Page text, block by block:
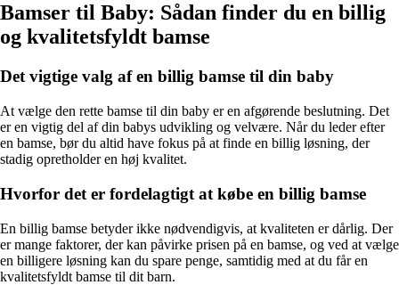
Bamser til Baby: Sådan finder du en billig
og kvalitetsfyldt bamse
Det vigtige valg af en billig bamse til din baby
At vælge den rette bamse til din baby er en afgørende beslutning. Det
er en vigtig del af din babys udvikling og velvære. Når du leder efter
en bamse, bør du altid have fokus på at finde en billig løsning, der
stadig opretholder en høj kvalitet.
Hvorfor det er fordelagtigt at købe en billig bamse
En billig bamse betyder ikke nødvendigvis, at kvaliteten er dårlig. Der
er mange faktorer, der kan påvirke prisen på en bamse, og ved at vælge
en billigere løsning kan du spare penge, samtidig med at du får en
kvalitetsfyldt bamse til dit barn.